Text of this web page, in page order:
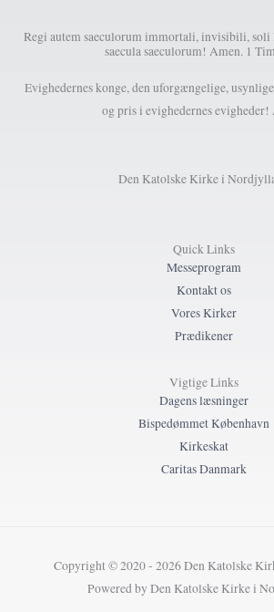
Regi autem saeculorum immortali, invisibili, soli
saecula saeculorum! Amen. 1
Evighedernes konge, den uforgængelige,
og pris i evighedernes evigheder!
Den Katolske Kirke i
Quick Links
Messeprogram
Kontakt os
Vores Kirker
Prædikener
Vigtige Links
Dagens læsninger
Bispedømmet København
Kirkeskat
Caritas Danmark
Copyright © 2020 - 2026 Den Katolske
Powered by Den Katolske Kirke i